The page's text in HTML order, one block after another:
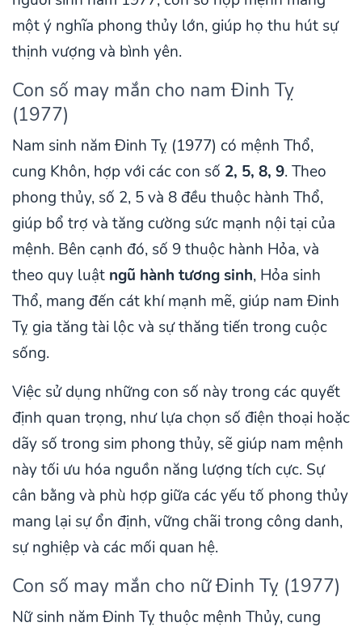
một ý nghĩa phong thủy lớn, giúp họ thu hút sự
thịnh vượng và bình yên.
Con số may mắn cho nam Đinh Tỵ
(1977)
Nam sinh năm Đinh Tỵ (1977) có mệnh Thổ,
cung Khôn, hợp với các con số 2, 5, 8, 9. Theo
phong thủy, số 2, 5 và 8 đều thuộc hành Thổ,
giúp bổ trợ và tăng cường sức mạnh nội tại của
mệnh. Bên cạnh đó, số 9 thuộc hành Hỏa, và
theo quy luật ngũ hành tương sinh, Hỏa sinh
Thổ, mang đến cát khí mạnh mẽ, giúp nam Đinh
Tỵ gia tăng tài lộc và sự thăng tiến trong cuộc
sống.
Việc sử dụng những con số này trong các quyết
định quan trọng, như lựa chọn số điện thoại hoặc
dãy số trong sim phong thủy, sẽ giúp nam mệnh
này tối ưu hóa nguồn năng lượng tích cực. Sự
cân bằng và phù hợp giữa các yếu tố phong thủy
mang lại sự ổn định, vững chãi trong công danh,
sự nghiệp và các mối quan hệ.
Con số may mắn cho nữ Đinh Tỵ (1977)
Nữ sinh năm Đinh Tỵ thuộc mệnh Thủy, cung